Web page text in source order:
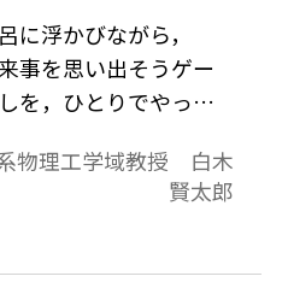
に浮かびながら，
事を思い出そうゲー
を，ひとりでやって
いた。３日前に見た
内容なんて，まず思
なって，うろ覚えの
物理工学域教授 白木
賢太郎